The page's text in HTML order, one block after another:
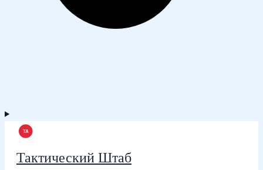
Тактический Штаб